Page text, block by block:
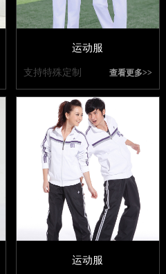
运动服
支持特殊定制 查看更多>>
运动服